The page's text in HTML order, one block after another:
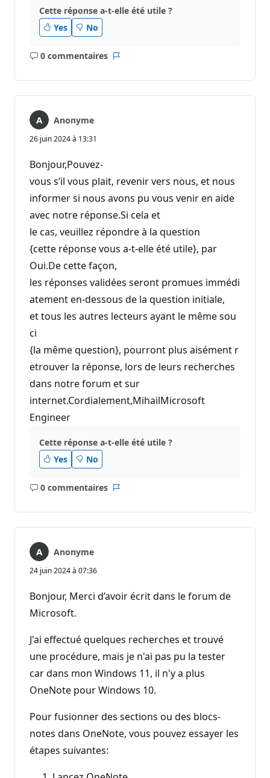
Cette réponse a-t-elle été utile ?
Yes
No
0 commentaires
Aucun
Anonyme
26 juin 2024 à 13:31
Bonjour,Pouvez-
vous s’il vous plait, revenir vers nous, et nous
informer si nous avons pu vous venir en aide
avec notre réponse.Si cela et
le cas, veuillez répondre à la question
{cette réponse vous a-t-elle été utile}, par
Oui.De cette façon,
les réponses validées seront promues immédi
atement en-dessous de la question initiale,
et tous les autres lecteurs ayant le même sou
ci
{la même question}, pourront plus aisément r
etrouver la réponse, lors de leurs recherches
dans notre forum et sur
internet.Cordialement,MihailMicrosoft
Engineer
Cette réponse a-t-elle été utile ?
Yes
No
0 commentaires
Aucun
Anonyme
24 juin 2024 à 07:36
Bonjour, Merci d’avoir écrit dans le forum de
Microsoft.
J'ai effectué quelques recherches et trouvé
une procédure, mais je n'ai pas pu la tester
car dans mon Windows 11, il n'y a plus
OneNote pour Windows 10.
Pour fusionner des sections ou des blocs-
notes dans OneNote, vous pouvez essayer les
étapes suivantes: